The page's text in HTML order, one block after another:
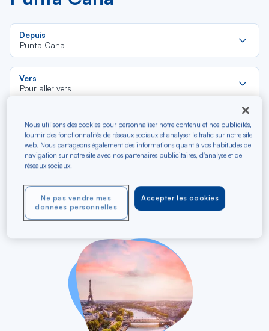
Depuis
Punta Cana
Vers
Pour aller vers
Budget (€)
Type de trajet
Filtrer
Nous utilisons des cookies pour personnaliser notre contenu et nos publicités,
fournir des fonctionnalités de réseaux sociaux et analyser le trafic sur notre site
web. Nous partageons également des informations quant à vos habitudes de
navigation sur notre site avec nos partenaires publicitaires, d'analyse et de
réseaux sociaux.
Accepter les cookies
Ne pas vendre mes
données personnelles